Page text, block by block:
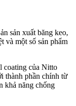
sản xuất băng keo,
và một số sản phẩm
coating của Nitto
thành phần chính từ
khả năng chống